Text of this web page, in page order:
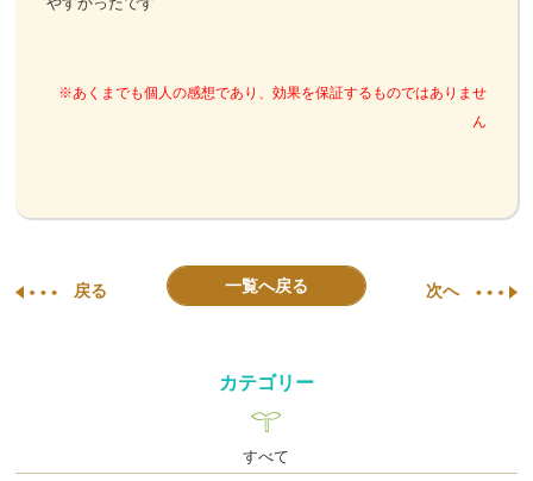
※あくまでも個人の感想であり、効果を保証するものではありませ
ん
戻る 一覧へ戻る 次へ
カテゴリー
すべて